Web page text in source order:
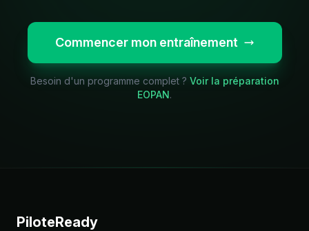
Commencer mon entraînement
Besoin d'un programme complet ? Voir la préparation
EOPAN.
PiloteReady